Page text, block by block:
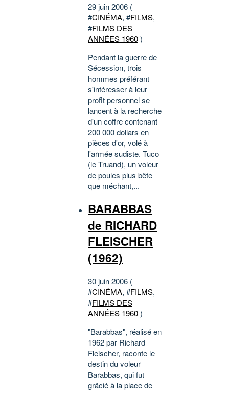
29 juin 2006 (
#CINÉMA, #FILMS,
#FILMS DES
ANNÉES 1960)
Pendant la guerre de
Sécession, trois
hommes préférant
s'intéresser à leur
profit personnel se
lancent à la recherche
d'un coffre contenant
200 000 dollars en
pièces d'or, volé à
l'armée sudiste. Tuco
(le Truand), un voleur
de poules plus bête
que méchant,...
BARABBAS
de RICHARD
FLEISCHER
(1962)
30 juin 2006 (
#CINÉMA, #FILMS,
#FILMS DES
ANNÉES 1960)
"Barabbas", réalisé en
1962 par Richard
Fleischer, raconte le
destin du voleur
Barabbas, qui fut
grâcié à la place de